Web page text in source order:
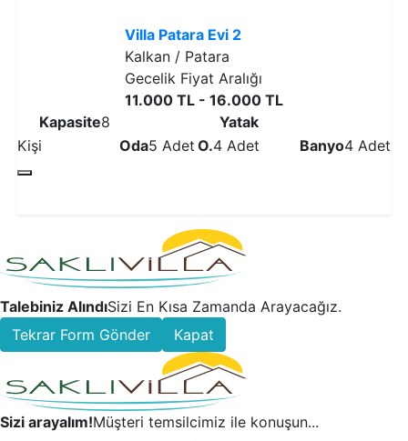
Villa Patara Evi 2
Kalkan / Patara
Gecelik Fiyat Aralığı
11.000 TL - 16.000 TL
Kapasite8
Kişi
Oda5 Adet
Yatak
O.4 Adet Banyo4 Adet
Talebiniz AlındıSizi En Kısa Zamanda Arayacağız.
Tekrar Form Gönder
Kapat
Sizi arayalım!Müşteri temsilcimiz ile konuşun...